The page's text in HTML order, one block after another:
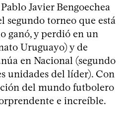
Javier Bengoechea
segundo torneo que está
ganó, y perdió en un
Uruguayo) y de
en Nacional (segundo
unidades del líder). Con
del mundo futbolero
e increíble.